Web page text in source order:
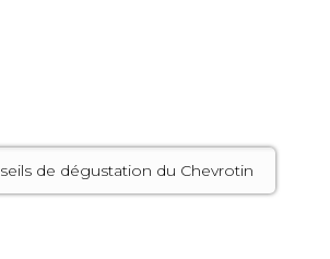
de dégustation du Chevrotin